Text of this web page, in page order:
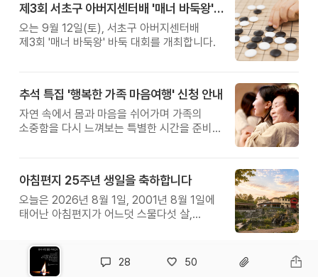
제3회 서초구 아버지센터배 '매너 바둑왕' 대회
오는 9월 12일(토), 서초구 아버지센터배
제3회 '매너 바둑왕' 바둑 대회를 개최합니다.
추석 특집 '행복한 가족 마음여행' 신청 안내
자연 속에서 몸과 마음을 쉬어가며 가족의
소중함을 다시 느껴보는 특별한 시간을 준비해
아침편지 25주년 생일을 축하합니다
오늘은 2026년 8월 1일, 2001년 8월 1일에
태어난 아침편지가 어느덧 스물다섯 살,
28 50